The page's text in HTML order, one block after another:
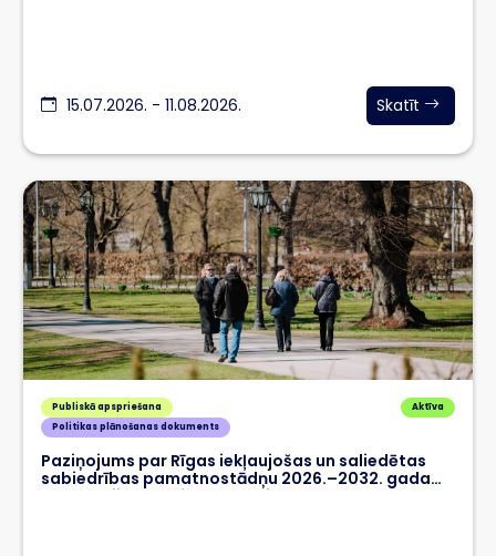
15.07.2026. - 11.08.2026. Skatīt
Publiskā apspriešana
Politikas plānošanas dokuments
Aktīva
Paziņojums par Rīgas iekļaujošas un saliedētas
sabiedrības pamatnostādņu 2026.–2032. gadam
1. redakcijas publisko apspriešanu